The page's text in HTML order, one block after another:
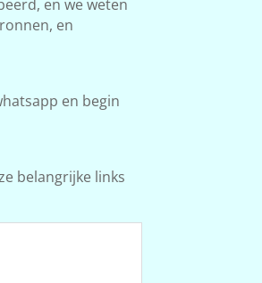
en we weten
en
en begin
belangrijke links